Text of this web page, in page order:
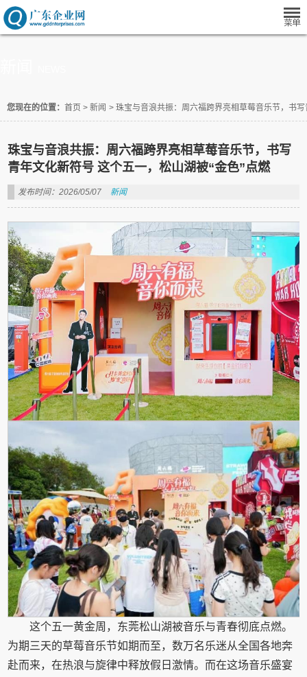
您现在的位置： 首页 > 新闻 > 珠宝与音浪共振：周六福跨界亮相草莓音乐节，书
珠宝与音浪共振：周六福跨界亮相草莓音乐节，书写
青年文化新符号 这个五一，松山湖被“金色”点燃
发布时间：2026/05/07 新闻
这个五一黄金周，东莞松山湖被音乐与青春彻底点燃。
为期三天的草莓音乐节如期而至，数万名乐迷从全国各地奔
赴而来，在热浪与旋律中释放假日激情。而在这场音乐盛宴